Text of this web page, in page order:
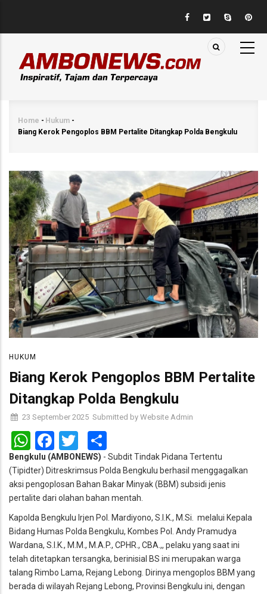
main
Breadcrumb
Home - Hukum -
Biang Kerok Pengoplos BBM Pertalite Ditangkap Polda Bengkulu
HUKUM
Biang Kerok Pengoplos BBM Pertalite
Ditangkap Polda Bengkulu
23 September 2025 Submitted by Website Admin
WhatsApp
Facebook
Twitter
Bengkulu (AMBONEWS) - Subdit Tindak Pidana Tertentu
(Tipidter) Ditreskrimsus Polda Bengkulu berhasil menggagalkan
aksi pengoplosan Bahan Bakar Minyak (BBM) subsidi jenis
pertalite dari olahan bahan mentah.
Kapolda Bengkulu Irjen Pol. Mardiyono, S.I.K., M.Si. melalui Kepala
Bidang Humas Polda Bengkulu, Kombes Pol. Andy Pramudya
Wardana, S.I.K., M.M., M.A.P., CPHR., CBA.,, pelaku yang saat ini
telah ditetapkan tersangka, berinisial BS ini merupakan warga
talang Rimbo Lama, Rejang Lebong. Dirinya mengoplos BBM yang
berada di wilayah Rejang Lebong, Provinsi Bengkulu ini, dengan